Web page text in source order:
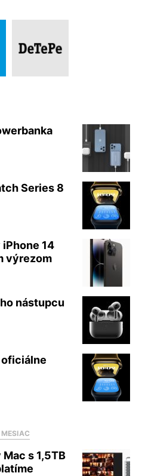
Series 8
14
výrezom
nástupcu
s 1,5TB